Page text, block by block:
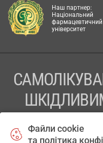
Наш партнер:
Національний
фармацевтичний
університет
Файли cookie
та політика